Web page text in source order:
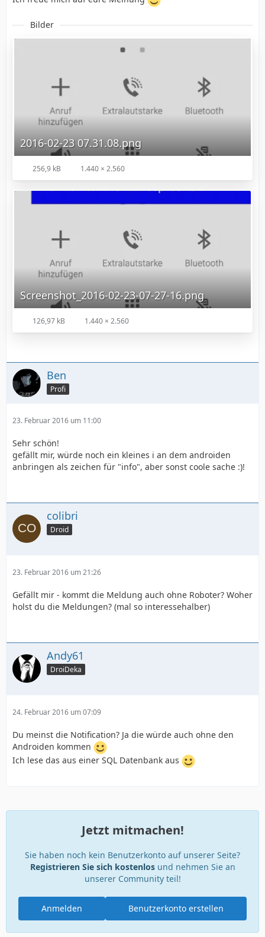
Bilder
2016-02-23 07.31.08.png
256,9 kB 1.440 × 2.560
Screenshot_2016-02-23-07-27-16.png
126,97 kB 1.440 × 2.560
Ben
Profi
23. Februar 2016 um 11:00
Sehr schön!
gefällt mir, würde noch ein kleines i an dem androiden
anbringen als zeichen für "info", aber sonst coole sache :)!
colibri
Droid
23. Februar 2016 um 21:26
Gefällt mir - kommt die Meldung auch ohne Roboter? Woher
holst du die Meldungen? (mal so interessehalber)
Andy61
DroiDeka
24. Februar 2016 um 07:09
Du meinst die Notification? Ja die würde auch ohne den
Androiden kommen
Ich lese das aus einer SQL Datenbank aus
Jetzt mitmachen!
Sie haben noch kein Benutzerkonto auf unserer Seite?
Registrieren Sie sich kostenlosund nehmen Sie an
unserer Community teil!
Benutzerkonto erstellen
Anmelden